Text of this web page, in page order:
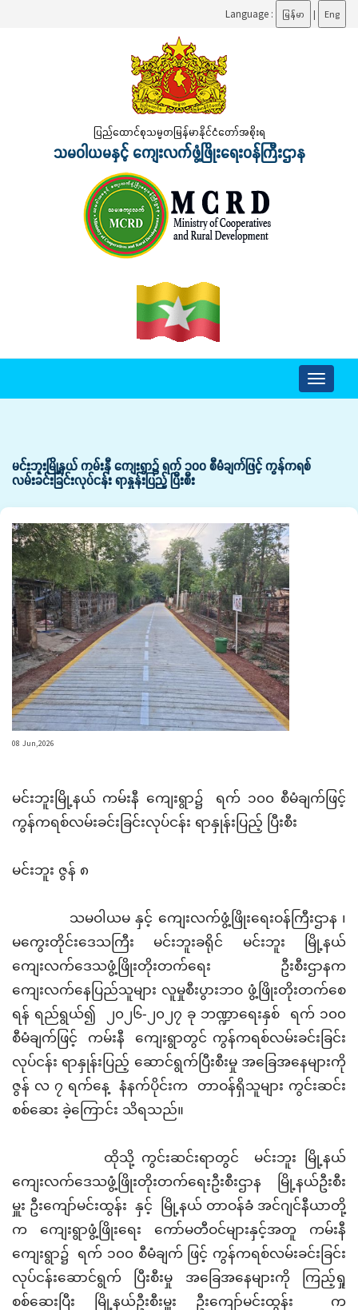
Language : မြန်မာ | Eng
ပြည်ထောင်စုသမ္မတမြန်မာနိုင်ငံတော်အစိုးရ
သမဝါယမနှင့် ကျေးလက်ဖွံ့ဖြိုးရေးဝန်ကြီးဌာန
Toggle
မင်းဘူးမြို့နယ် ကမ်းနီ ကျေးရွာ၌ ရက် ၁၀၀ စီမံချက်ဖြင့် ကွန်ကရစ်
လမ်းခင်းခြင်းလုပ်ငန်း ရာနှုန်းပြည့် ပြီးစီး
08 Jun,2026
မင်းဘူးမြို့နယ် ကမ်းနီ ကျေးရွာ၌ ရက် ၁၀၀ စီမံချက်ဖြင့်
ကွန်ကရစ်လမ်းခင်းခြင်းလုပ်ငန်း ရာနှုန်းပြည့် ပြီးစီး
‎မင်းဘူး ဇွန် ၈
‎ သမဝါယမ နှင့် ကျေးလက်ဖွံ့ဖြိုးရေးဝန်ကြီးဌာန ၊
မကွေးတိုင်းဒေသကြီး မင်းဘူးခရိုင် မင်းဘူး မြို့နယ်
ကျေးလက်ဒေသဖွံ့ဖြိုးတိုးတက်ရေး ဦးစီးဌာနက
ကျေးလက်နေပြည်သူများ လူမှုစီးပွားဘဝ ဖွံ့ဖြိုးတိုးတက်စေ
ရန် ရည်ရွယ်၍ ၂၀၂၆-၂၀၂၇ ခု ဘဏ္ဍာရေးနှစ် ရက် ၁၀၀
စီမံချက်ဖြင့် ကမ်းနီ ကျေးရွာတွင် ကွန်ကရစ်လမ်းခင်းခြင်း
လုပ်ငန်း ရာနှုန်းပြည့် ဆောင်ရွက်ပြီးစီးမှု အခြေအနေများကို
ဇွန် လ ၇ ရက်နေ့ နံနက်ပိုင်းက တာဝန်ရှိသူများ ကွင်းဆင်း
စစ်ဆေး ခဲ့ကြောင်း သိရသည်။
‎ ထိုသို့ ကွင်းဆင်းရာတွင် မင်းဘူး မြို့နယ်
ကျေးလက်ဒေသဖွံ့ဖြိုးတိုးတက်ရေးဦးစီးဌာန မြို့နယ်ဦးစီး
မှူး ဦးကျော်မင်းထွန်း နှင့် မြို့နယ် တာဝန်ခံ အင်ဂျင်နီယာတို့
က ကျေးရွာဖွံ့ဖြိုးရေး ကော်မတီဝင်များနှင့်အတူ ကမ်းနီ
ကျေးရွာ၌ ရက် ၁၀၀ စီမံချက် ဖြင့် ကွန်ကရစ်လမ်းခင်းခြင်း
လုပ်ငန်းဆောင်ရွက် ပြီးစီးမှု အခြေအနေများကို ကြည့်ရှု
စစ်ဆေးပြီး မြို့နယ်ဦးစီးမှူး ဦးကျော်မင်းထွန်း က